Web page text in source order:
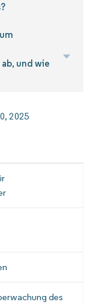
und wie
2025
des